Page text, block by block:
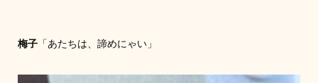
梅子「あたちは、諦めにゃい」